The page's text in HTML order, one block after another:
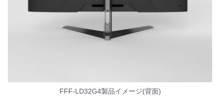
FFF-LD32G4製品イメージ(背面)